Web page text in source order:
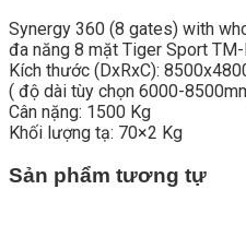
Synergy 360 (8 gates) with
đa năng 8 mặt Tiger Sport
Kích thước (DxRxC):
( độ dài tùy chọn 6000-
Cân nặng: 1500 Kg
Khối lượng tạ: 70×2 Kg
Sản phẩm tương tự